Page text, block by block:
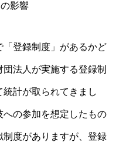
影響
登録制度」があるかど
法人が実施する登録制
計が取られてきまし
の参加を想定したもの
度がありますが、登録